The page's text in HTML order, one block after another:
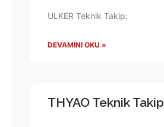
ULKER Teknik Takip:
DEVAMINI OKU »
THYAO Teknik Takip